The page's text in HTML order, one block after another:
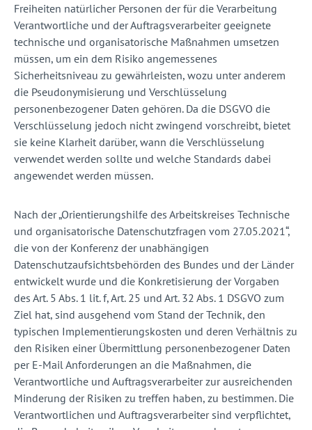
Freiheiten natürlicher Personen der für die Verarbeitung
Verantwortliche und der Auftragsverarbeiter geeignete
technische und organisatorische Maßnahmen umsetzen
müssen, um ein dem Risiko angemessenes
Sicherheitsniveau zu gewährleisten, wozu unter anderem
die Pseudonymisierung und Verschlüsselung
personenbezogener Daten gehören. Da die DSGVO die
Verschlüsselung jedoch nicht zwingend vorschreibt, bietet
sie keine Klarheit darüber, wann die Verschlüsselung
verwendet werden sollte und welche Standards dabei
angewendet werden müssen.
Nach der „Orientierungshilfe des Arbeitskreises Technische
und organisatorische Datenschutzfragen vom 27.05.2021“,
die von der Konferenz der unabhängigen
Datenschutzaufsichtsbehörden des Bundes und der Länder
entwickelt wurde und die Konkretisierung der Vorgaben
des Art. 5 Abs. 1 lit. f, Art. 25 und Art. 32 Abs. 1 DSGVO zum
Ziel hat, sind ausgehend vom Stand der Technik, den
typischen Implementierungskosten und deren Verhältnis zu
den Risiken einer Übermittlung personenbezogener Daten
per E-Mail Anforderungen an die Maßnahmen, die
Verantwortliche und Auftragsverarbeiter zur ausreichenden
Minderung der Risiken zu treffen haben, zu bestimmen. Die
Verantwortlichen und Auftragsverarbeiter sind verpflichtet,